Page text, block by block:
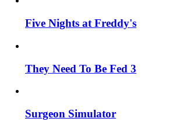
Five Nights at Freddy's
They Need To Be Fed 3
Surgeon Simulator